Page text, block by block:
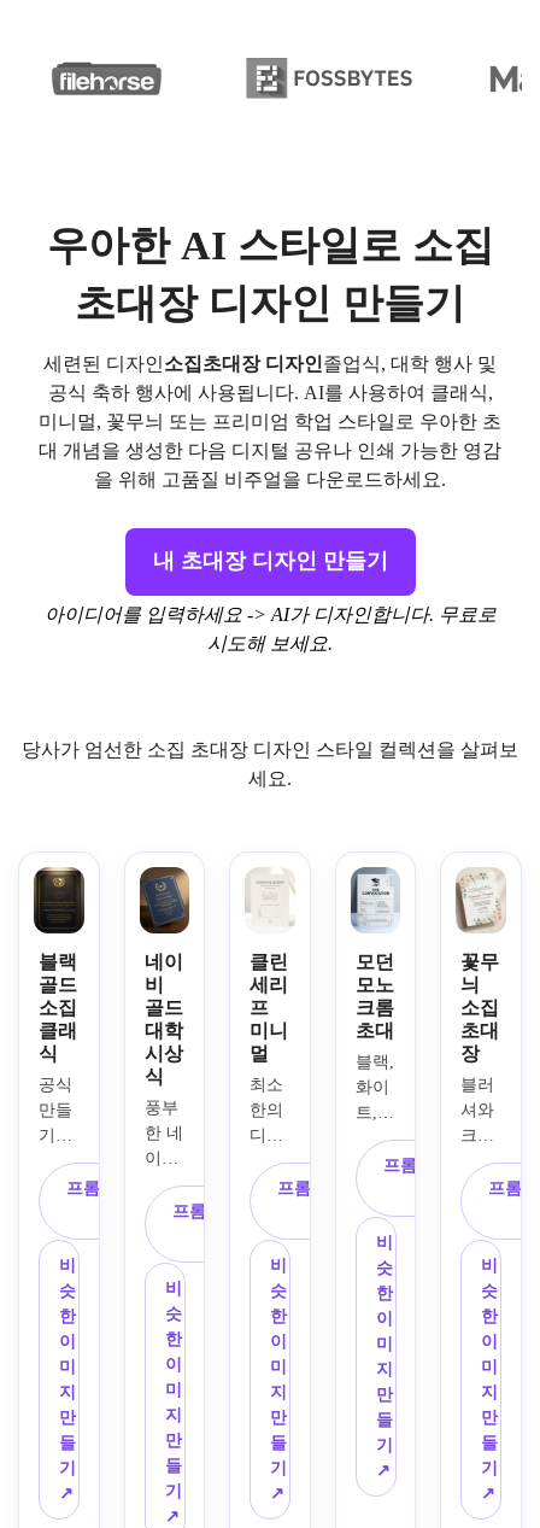
우아한 AI 스타일로 소집
초대장 디자인 만들기
세련된 디자인소집초대장 디자인졸업식, 대학 행사 및
공식 축하 행사에 사용됩니다. AI를 사용하여 클래식,
미니멀, 꽃무늬 또는 프리미엄 학업 스타일로 우아한 초
대 개념을 생성한 다음 디지털 공유나 인쇄 가능한 영감
을 위해 고품질 비주얼을 다운로드하세요.
내 초대장 디자인 만들기
아이디어를 입력하세요 -> AI가 디자인합니다. 무료로
시도해 보세요.
당사가 엄선한 소집 초대장 디자인 스타일 컬렉션을 살펴보
세요.
블랙
골드
소집
클래
식
공식
만들
기 소
집초
대장
디자
인짙
은 검
은색
배경,
세련
된 금
박 테
두리,
학문
문장,
미묘
한 졸
프롬프트 복
비
슷
한
이
미
지
만
들
기
↗
네이
비
골드
대학
시상
식
풍부
한 네
이비
배경,
슬림
한 골
드 프
레임,
월계
관 화
환 엠
블럼,
졸업
장 아
이콘
악센
프롬프트 복
비
슷
한
이
미
지
만
들
기
↗
클린
세리
프
미니
멀
최소
한의
디자
소
집 초
대장
템플
릿
부
드러
운 크
림 배
경,
우아
한 세
리프
타이
포그
래피,
프롬프트 복
비
슷
한
이
미
지
만
들
기
↗
모던
모노
크롬
초대
블랙,
화이
트,
그레
이 팔
레트,
깔끔
한 그
리드
레이
아웃,
현대
적인
타이
포그
래피,
절제
된 학
프롬프트 복
비
슷
한
이
미
지
만
들
기
↗
꽃무
늬
소집
초대
장
블러
셔와
크림
팔레
트,
부드
러운
식물
테두
리,
미세
한 세
리프
글꼴,
공식
적인
의식
텍스
프롬
비
슷
한
이
미
지
만
들
기
↗